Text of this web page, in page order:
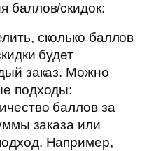
баллов/скидок:
сколько баллов
будет
заказ. Можно
подходы:
баллов за
заказа или
Например,